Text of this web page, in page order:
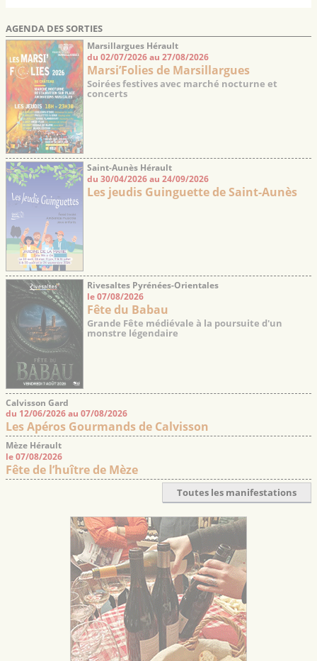
AGENDA DES SORTIES
Marsillargues Hérault
du 02/07/2026 au 27/08/2026
Marsi’Folies de Marsillargues
Soirées festives avec marché nocturne et
concerts
Saint-Aunès Hérault
du 30/04/2026 au 24/09/2026
Les jeudis Guinguette de Saint-Aunès
Rivesaltes Pyrénées-Orientales
le 07/08/2026
Fête du Babau
Grande Fête médiévale à la poursuite d'un
monstre légendaire
Calvisson Gard
du 12/06/2026 au 07/08/2026
Les Apéros Gourmands de Calvisson
Mèze Hérault
le 07/08/2026
Fête de l’huître de Mèze
Toutes les manifestations